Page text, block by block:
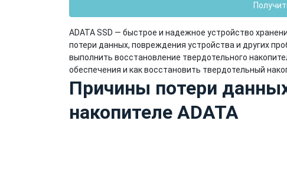
ADATA SSD — быстрое и надежное устройство
потери данных, повреждения устройства и других
выполнить восстановление твердотельного
обеспечения и как восстановить твердотельный
Причины потери
накопителе ADATA